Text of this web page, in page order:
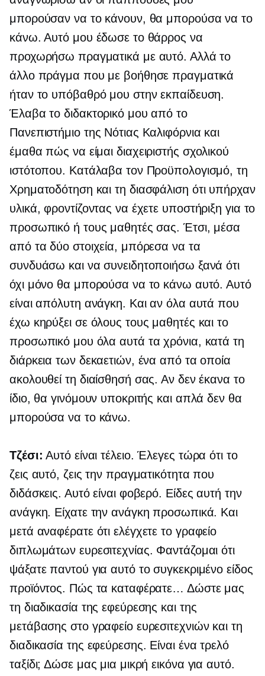
μπορούσαν να το κάνουν, θα μπορούσα να το
κάνω. Αυτό μου έδωσε το θάρρος να
προχωρήσω πραγματικά με αυτό. Αλλά το
άλλο πράγμα που με βοήθησε πραγματικά
ήταν το υπόβαθρό μου στην εκπαίδευση.
Έλαβα το διδακτορικό μου από το
Πανεπιστήμιο της Νότιας Καλιφόρνια και
έμαθα πώς να είμαι διαχειριστής σχολικού
ιστότοπου. Κατάλαβα τον Προϋπολογισμό, τη
Χρηματοδότηση και τη διασφάλιση ότι υπήρχαν
υλικά, φροντίζοντας να έχετε υποστήριξη για το
προσωπικό ή τους μαθητές σας. Έτσι, μέσα
από τα δύο στοιχεία, μπόρεσα να τα
συνδυάσω και να συνειδητοποιήσω ξανά ότι
όχι μόνο θα μπορούσα να το κάνω αυτό. Αυτό
είναι απόλυτη ανάγκη. Και αν όλα αυτά που
έχω κηρύξει σε όλους τους μαθητές και το
προσωπικό μου όλα αυτά τα χρόνια, κατά τη
διάρκεια των δεκαετιών, ένα από τα οποία
ακολουθεί τη διαίσθησή σας. Αν δεν έκανα το
ίδιο, θα γινόμουν υποκριτής και απλά δεν θα
μπορούσα να το κάνω.
Τζέσι: Αυτό είναι τέλειο. Έλεγες τώρα ότι το
ζεις αυτό, ζεις την πραγματικότητα που
διδάσκεις. Αυτό είναι φοβερό. Είδες αυτή την
ανάγκη. Είχατε την ανάγκη προσωπικά. Και
μετά αναφέρατε ότι ελέγχετε το γραφείο
διπλωμάτων ευρεσιτεχνίας. Φαντάζομαι ότι
ψάξατε παντού για αυτό το συγκεκριμένο είδος
προϊόντος. Πώς τα καταφέρατε… Δώστε μας
τη διαδικασία της εφεύρεσης και της
μετάβασης στο γραφείο ευρεσιτεχνιών και τη
διαδικασία της εφεύρεσης. Είναι ένα τρελό
ταξίδι; Δώσε μας μια μικρή εικόνα για αυτό.